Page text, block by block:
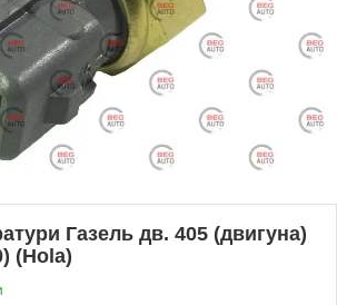
Газель дв. 405 (двигуна)
(Hola)